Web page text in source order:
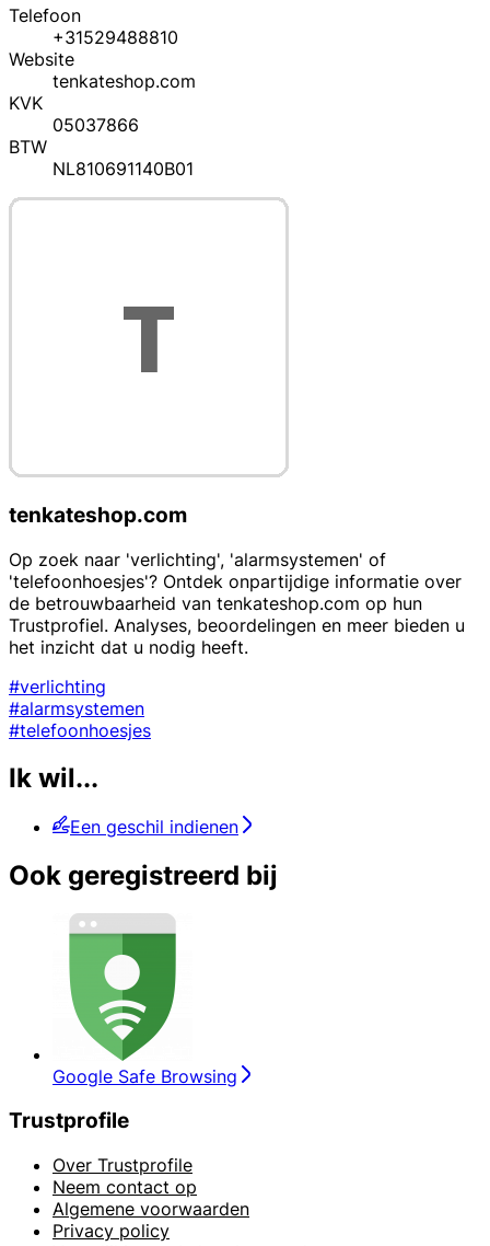
Telefoon
+31529488810
Website
tenkateshop.com
KVK
05037866
BTW
NL810691140B01
tenkateshop.com
Op zoek naar 'verlichting', 'alarmsystemen' of
'telefoonhoesjes'? Ontdek onpartijdige informatie over
de betrouwbaarheid van tenkateshop.com op hun
Trustprofiel. Analyses, beoordelingen en meer bieden u
het inzicht dat u nodig heeft.
#verlichting
#alarmsystemen
#telefoonhoesjes
Ik wil...
Een geschil indienen
Ook geregistreerd bij
Google Safe Browsing
Trustprofile
Over Trustprofile
Neem contact op
Algemene voorwaarden
Privacy policy